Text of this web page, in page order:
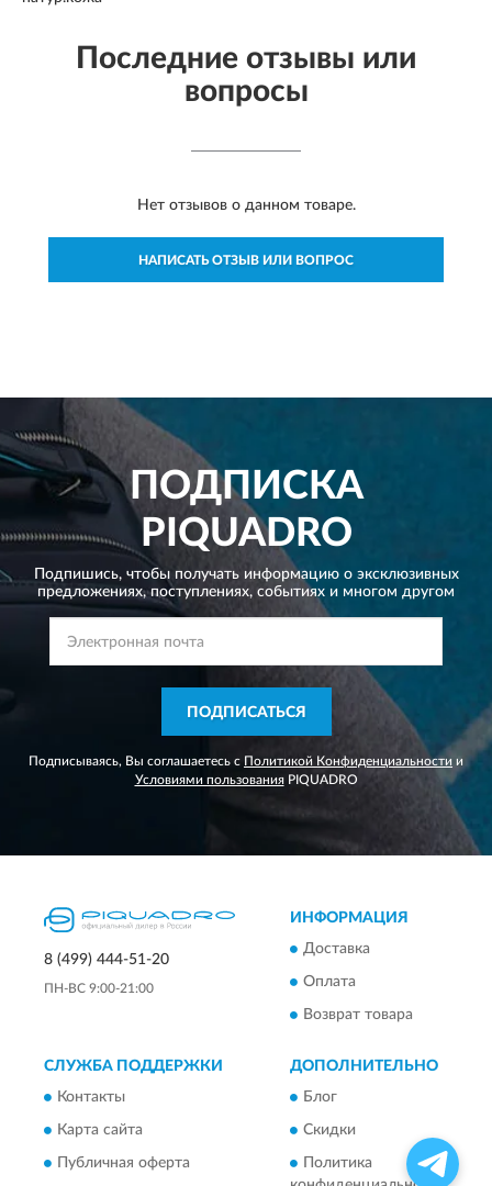
Последние отзывы или
вопросы
Нет отзывов о данном товаре.
НАПИСАТЬ ОТЗЫВ ИЛИ ВОПРОС
ПОДПИСКА
PIQUADRO
Подпишись, чтобы получать информацию о эксклюзивных
предложениях,поступлениях, событиях и многом другом
ПОДПИСАТЬСЯ
Подписываясь, Вы соглашаетесь с Политикой Конфиденциальности и
Условиями пользованияPIQUADRO
8 (499) 444-51-20
ПН-ВС 9:00-21:00
ИНФОРМАЦИЯ
Доставка
Оплата
Возврат товара
СЛУЖБА ПОДДЕРЖКИ
Контакты
Карта сайта
Публичная оферта
ДОПОЛНИТЕЛЬНО
Блог
Скидки
Политика